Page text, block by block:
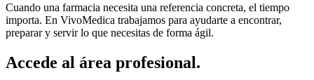
Cuando una farmacia necesita una referencia concreta, el tiempo
importa. En VivoMedica trabajamos para ayudarte a encontrar,
preparar y servir lo que necesitas de forma ágil.
Accede al área profesional.